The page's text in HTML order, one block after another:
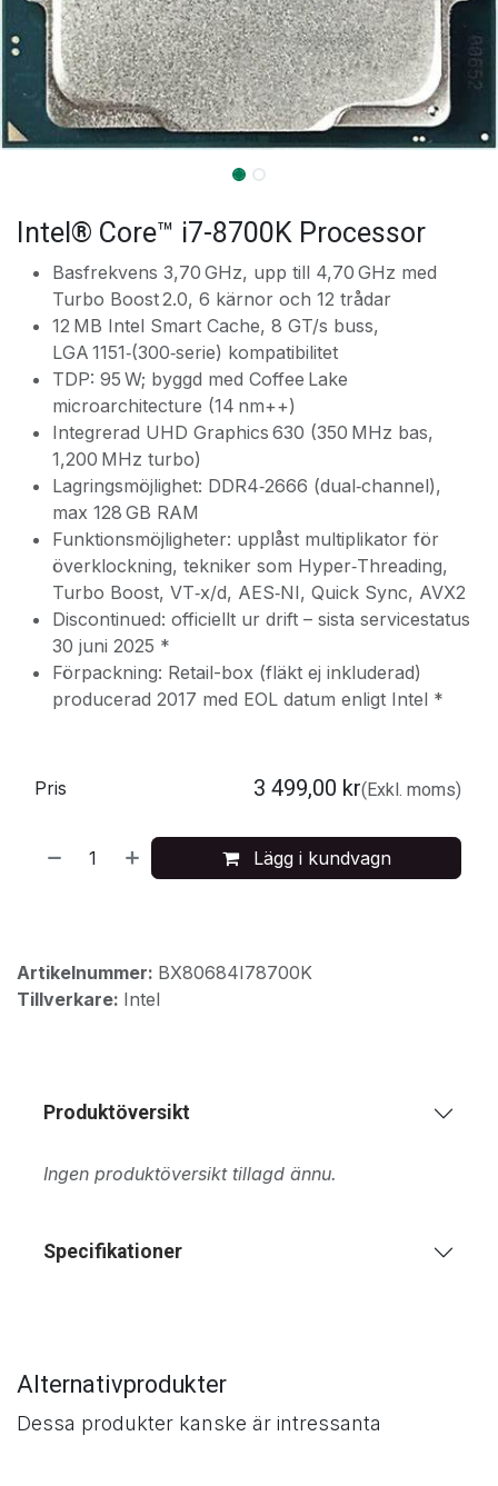
Intel® Core™ i7-8700K Processor
Basfrekvens 3,70 GHz, upp till 4,70 GHz med
Turbo Boost 2.0, 6 kärnor och 12 trådar
12 MB Intel Smart Cache, 8 GT/s buss,
LGA 1151‑(300‑serie) kompatibilitet
TDP: 95 W; byggd med Coffee Lake
microarchitecture (14 nm++)
Integrerad UHD Graphics 630 (350 MHz bas,
1,200 MHz turbo)
Lagringsmöjlighet: DDR4‑2666 (dual‑channel),
max 128 GB RAM
Funktionsmöjligheter: upplåst multiplikator för
överklockning, tekniker som Hyper‑Threading,
Turbo Boost, VT‑x/d, AES‑NI, Quick Sync, AVX2
Discontinued: officiellt ur drift – sista servicestatus
30 juni 2025 *
Förpackning: Retail-box (fläkt ej inkluderad)
producerad 2017 med EOL datum enligt Intel *
Lägg i kundvagn
Pris 3 499,00 kr(Exkl. moms)
Artikelnummer: BX80684I78700K
Tillverkare: Intel
Produktöversikt
Ingen produktöversikt tillagd ännu.
Specifikationer
Alternativprodukter
Dessa produkter kanske är intressanta